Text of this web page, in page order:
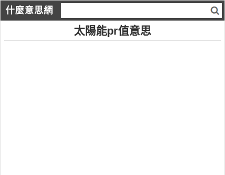
什麼意思網
太陽能pr值意思